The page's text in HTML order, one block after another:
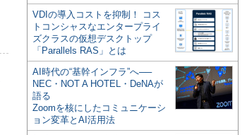
VDIの導入コストを抑制！ コス
トコンシャスなエンタープライ
ズクラスの仮想デスクトップ
「Parallels RAS」とは
AI時代の“基幹インフラ”へ──
NEC・NOT A HOTEL・DeNAが
語る
Zoomを核にしたコミュニケーシ
ョン変革とAI活用法